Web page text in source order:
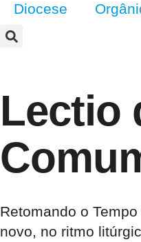
Diocese
Lectio
Retomando o
novo, no ritmo